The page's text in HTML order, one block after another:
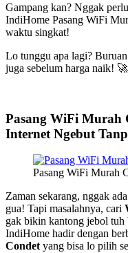
Gampang kan? Nggak
IndiHome Pasang WiFi
waktu singkat!
Lo tunggu apa lagi? Buruan
juga sebelum harga naik! 🚀
Pasang WiFi Murah
Internet Ngebut
Pasang WiFi Murah
Zaman sekarang, nggak
gua! Tapi masalahnya, cari
gak bikin kantong jebol tuh
IndiHome hadir dengan
Condetyang bisa lo pilih